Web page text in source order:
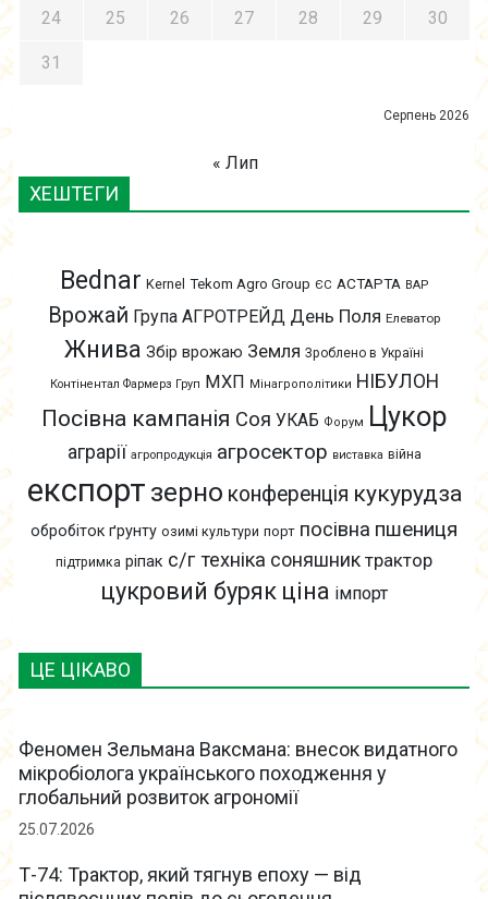
ЦЕ ЦІКАВО
Феномен Зельмана Ваксмана: внесок видатного
мікробіолога українського походження у
глобальний розвиток агрономії
25.07.2026
Т-74: Трактор, який тягнув епоху — від
Серпень 2026
24 25 26 27 28 29 30
31
« Лип
ХЕШТЕГИ
Bednar Kernel Tekom Agro Group ЄС АСТАРТА ВАР
Врожай Група АГРОТРЕЙД День Поля Елеватор
Жнива Збір врожаю Земля Зроблено в Україні
Контінентал Фармерз Груп МХП Мінагрополітики НІБУЛОН
Посівна кампанія Соя УКАБ Форум Цукор
аграрії агропродукція агросектор виставка війна
експорт зерно конференція кукурудза
обробіток ґрунту озимі культури порт посівна пшениця
підтримка ріпак с/г техніка соняшник трактор
цукровий буряк ціна імпорт